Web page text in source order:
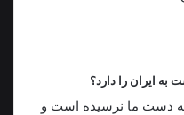
به ایران را دارد؟
به دست ما نرسیده است و